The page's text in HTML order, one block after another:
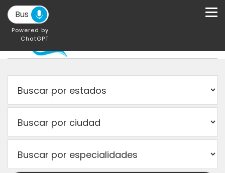
Powered by
ChatGPT